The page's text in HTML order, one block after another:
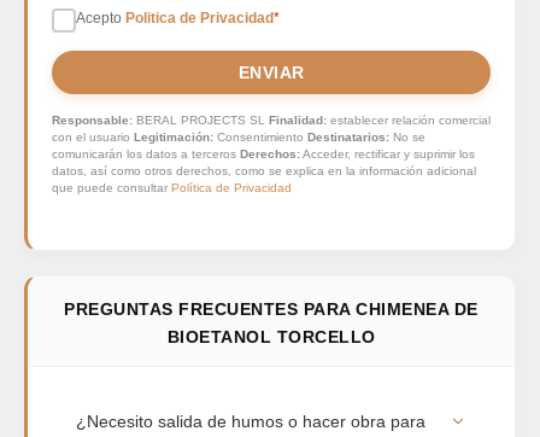
Acepto Politica de Privacidad*
ENVIAR
Responsable: BERAL PROJECTS SL Finalidad: establecer relación comercial
con el usuario Legitimación: Consentimiento Destinatarios: No se
comunicarán los datos a terceros Derechos:Acceder, rectificar y suprimir los
datos, así como otros derechos, como se explica en la información adicional
que puede consultar Política de Privacidad
PREGUNTAS FRECUENTES PARA CHIMENEA DE
BIOETANOL TORCELLO
¿Necesito salida de humos o hacer obra para